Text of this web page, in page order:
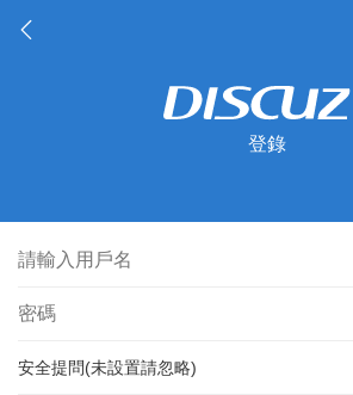
登錄
安全提問(未設置請忽略)